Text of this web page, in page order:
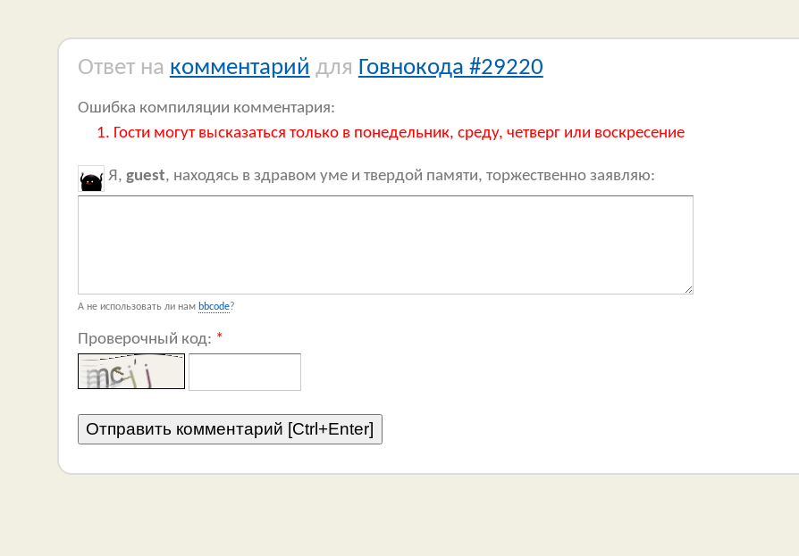
Ответ на комментарий для Говнокода #29220
Ошибка компиляции комментария:
Гости могут высказаться только в понедельник, среду, четверг или воскресение
Я, guest, находясь в здравом уме и твердой памяти, торжественно заявляю:
А не использовать ли нам bbcode?
Проверочный код: *